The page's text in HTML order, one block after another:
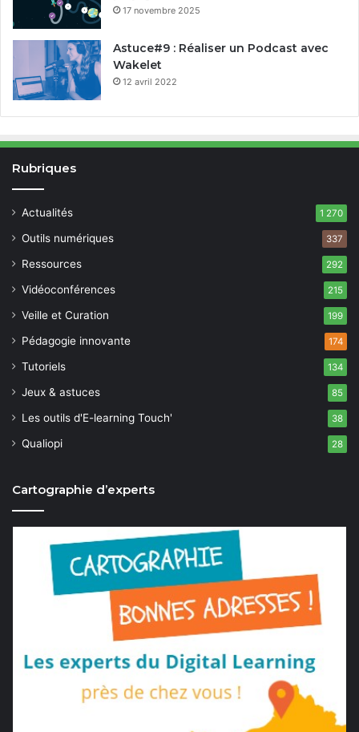
17 novembre 2025
Astuce#9 : Réaliser un Podcast avec
Wakelet
12 avril 2022
Rubriques
Actualités 1 270
Outils numériques 337
Ressources 292
Vidéoconférences 215
Veille et Curation 199
Pédagogie innovante 174
Tutoriels 134
Jeux & astuces 85
Les outils d'E-learning Touch' 38
Qualiopi 28
Cartographie d’experts